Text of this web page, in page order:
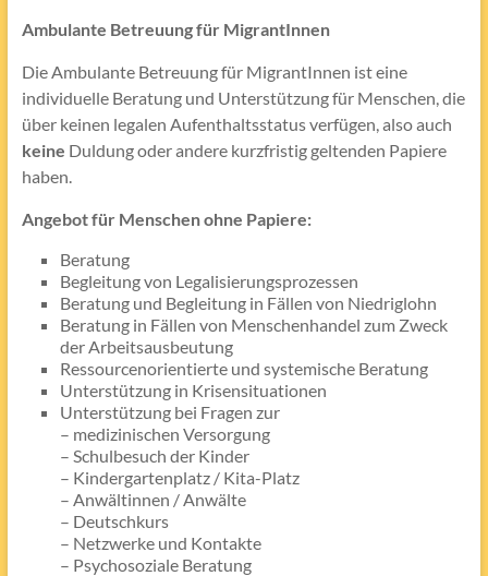
Ambulante Betreuung für MigrantInnen
Die Ambulante Betreuung für MigrantInnen ist eine
individuelle Beratung und Unterstützung für Menschen, die
über keinen legalen Aufenthaltsstatus verfügen, also auch
keine Duldung oder andere kurzfristig geltenden Papiere
haben.
Angebot für Menschen ohne Papiere:
Beratung
Begleitung von Legalisierungsprozessen
Beratung und Begleitung in Fällen von Niedriglohn
Beratung in Fällen von Menschenhandel zum Zweck
der Arbeitsausbeutung
Ressourcenorientierte und systemische Beratung
Unterstützung in Krisensituationen
Unterstützung bei Fragen zur
– medizinischen Versorgung
– Schulbesuch der Kinder
– Kindergartenplatz / Kita-Platz
– Anwältinnen / Anwälte
– Deutschkurs
– Netzwerke und Kontakte
– Psychosoziale Beratung